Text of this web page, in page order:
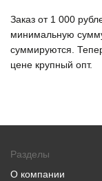
Заказ от 1 000
минимальную
суммируются.
цене крупный опт.
Разделы
О компании